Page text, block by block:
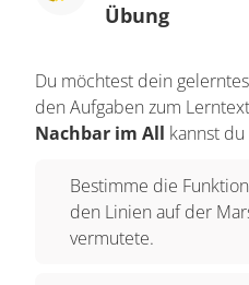
Übung
Du möchtest dein
den Aufgaben zum Lerntext
Nachbar im All kannst
Bestimme die
den Linien auf der
vermutete.